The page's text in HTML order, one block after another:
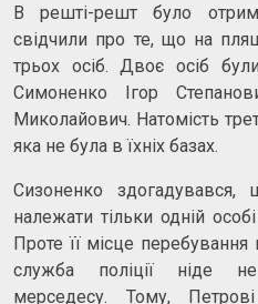
В решті-решт було
свідчили про те, що на
трьох осіб. Двоє осіб
Симоненко Ігор
Миколайович. Натомість
яка не була в їхніх базах.
Сизоненко здогадувався,
належати тільки одній
Проте її місце
служба поліції ніде
мерседесу. Тому,